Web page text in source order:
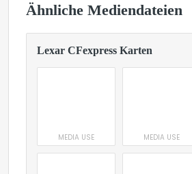
Ähnliche Mediendateien
Lexar CFexpress Karten
MEDIA USE MEDIA USE